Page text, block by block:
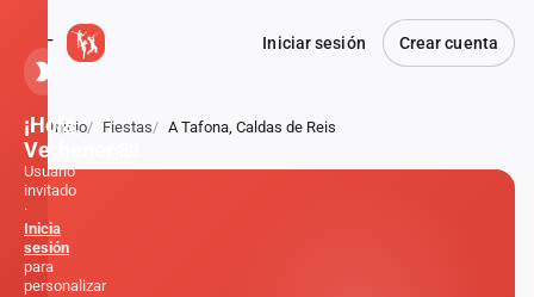
Iniciar sesión Crear cuenta
Atrás
Inicio Fiestas A Tafona, Caldas de Reis
¡Hola,
Verbener@!
Usuario
invitado
·
Inicia
sesión
para
personalizar